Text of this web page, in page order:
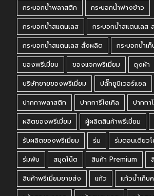
กระบอกน้ำพลาสติก
กระบอกน้ำฟางข้าว
กระบอกน้ำสแตนเลส
กระบอกน้ำสแตนเลส
กระบอกน้ำสแตนเลส สั่งผลิต
กระบอกน้ำเ
ของพรีเมี่ยม
ของแจกพรีเมี่ยม
ถุงผ้า
บริษัทขายของพรีเมี่ยม
ปลั๊กยูนิเวอร์แซล
ปากกาพลาสติก
ปากการีไซเคิล
ปากกา
ผลิตของพรีเมี่ยม
ผู้ผลิตสินค้าพรีเมี่ยม
รับผลิตของพรีเมี่ยม
ร่ม
ร่มตอนเดียว
ร่มพับ
สมุดโน๊ต สินค้า Premium
สินค้าพรีเมี่ยมขายส่ง
แก้ว
แก้วน้ำเก็บ